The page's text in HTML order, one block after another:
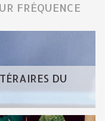
FRÉQUENCE
DU